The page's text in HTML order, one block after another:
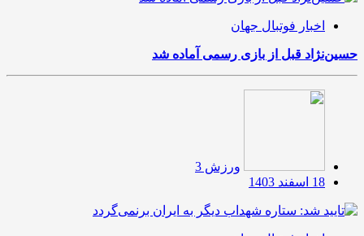
اخبار فوتبال جهان
حسین‌نژاد قبل از بازی رسمی آماده شد
ورزش 3
18 اسفند 1403